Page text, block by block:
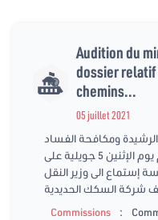
Audition du
dossier
chemins...
05 juillet 2021
ومكافحة الفساد
ومراقبة التصرف في المال العام يوم الإثنين 5 جويلية على
إستماع الى وزير النقل
شركة السكك الحديدية
Commissions
: